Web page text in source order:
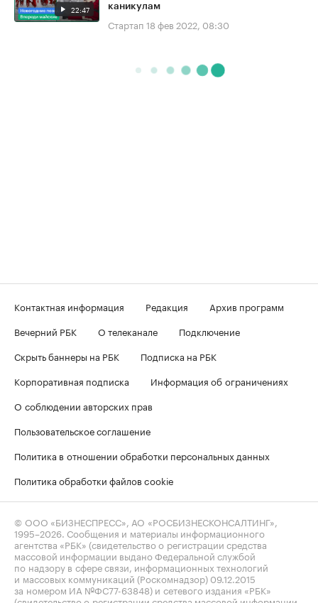
22:47
каникулам
Стартап 18 фев 2022, 08:30
Контактная информация Редакция
Архив программ
Вечерний РБК
О телеканале
Подключение
Скрыть баннеры на РБК
Подписка на РБК
Корпоративная подписка
Информация об ограничениях
О соблюдении авторских прав
Пользовательское соглашение
Политика в отношении обработки персональных данных
Политика обработки файлов cookie
© ООО «БИЗНЕСПРЕСС», АО «РОСБИЗНЕСКОНСАЛТИНГ»,
1995–2026 . Сообщения и материалы информационного
агентства «РБК» (свидетельство о регистрации средства
массовой информации выдано Федеральной службой
по надзору в сфере связи, информационных технологий
и массовых коммуникаций (Роскомнадзор) 09.12.2015
за номером ИА №ФС77-63848) и сетевого издания «РБК»